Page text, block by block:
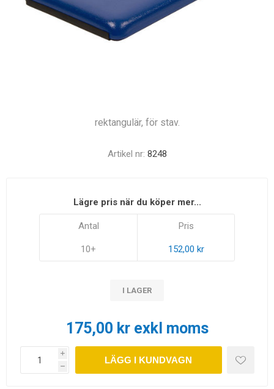
rektangulär, för stav.
Artikel nr: 8248
Lägre pris när du köper mer...
Antal
10+
Pris
152,00 kr
I LAGER
175,00 kr exkl moms
i
h
LÄGG I KUNDVAGN